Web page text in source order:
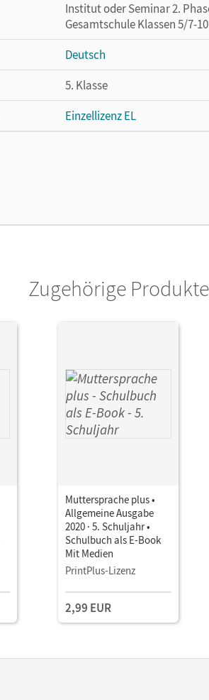
Institut oder Seminar 2.
Gesamtschule Klassen 5/7-
Deutsch
5. Klasse
Einzellizenz EL
Zugehörige Produkte
Muttersprache plus •
Allgemeine Ausgabe
2020 · 5. Schuljahr •
Schulbuch als E-Book
Mit Medien
PrintPlus-Lizenz
2,99 EUR